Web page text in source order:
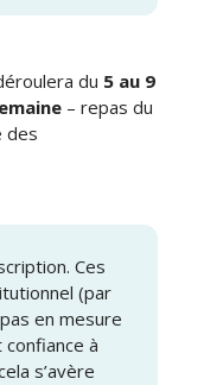
du 5 au 9
– repas du
des
Ces
(par
en mesure
à
s’avère